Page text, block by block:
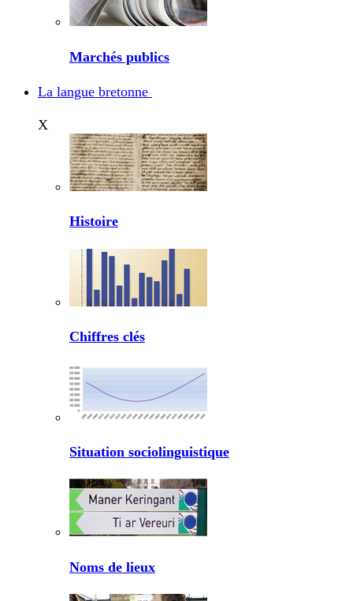
Marchés publics
La langue bretonne
X
Histoire
Chiffres clés
Situation sociolinguistique
Noms de lieux